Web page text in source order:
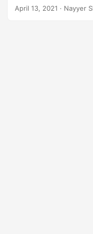
April 13, 2021 · Nayyer